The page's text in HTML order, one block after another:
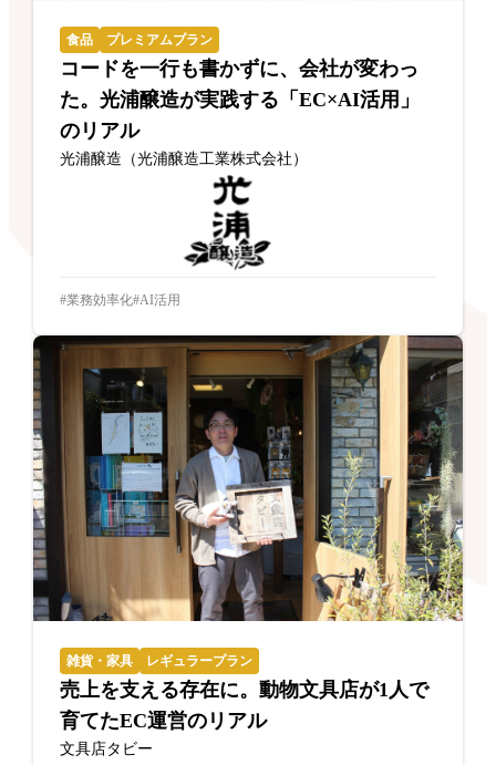
食品 プレミアムプラン
コードを一行も書かずに、会社が変わっ
た。光浦醸造が実践する「EC×AI活用」
のリアル
光浦醸造（光浦醸造工業株式会社）
業務効率化 AI活用
雑貨・家具 レギュラープラン
売上を支える存在に。動物文具店が1人で
育てたEC運営のリアル
文具店タビー